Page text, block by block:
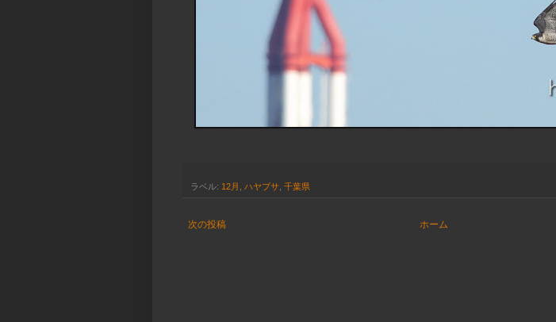
ラベル: 12月 ハヤブサ 千葉県
次の投稿 ホーム